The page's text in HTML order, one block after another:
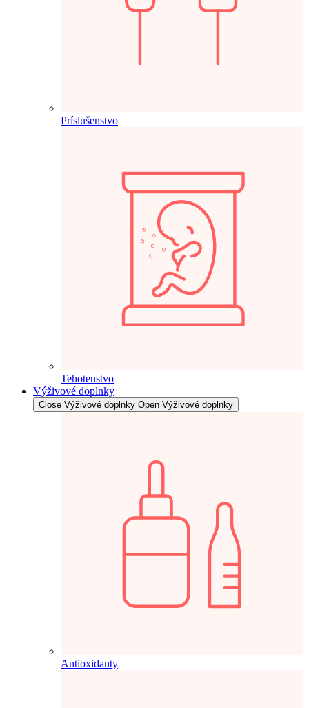
Príslušenstvo
Tehotenstvo
Výživové doplnky
Close Výživové doplnky Open Výživové doplnky
Antioxidanty